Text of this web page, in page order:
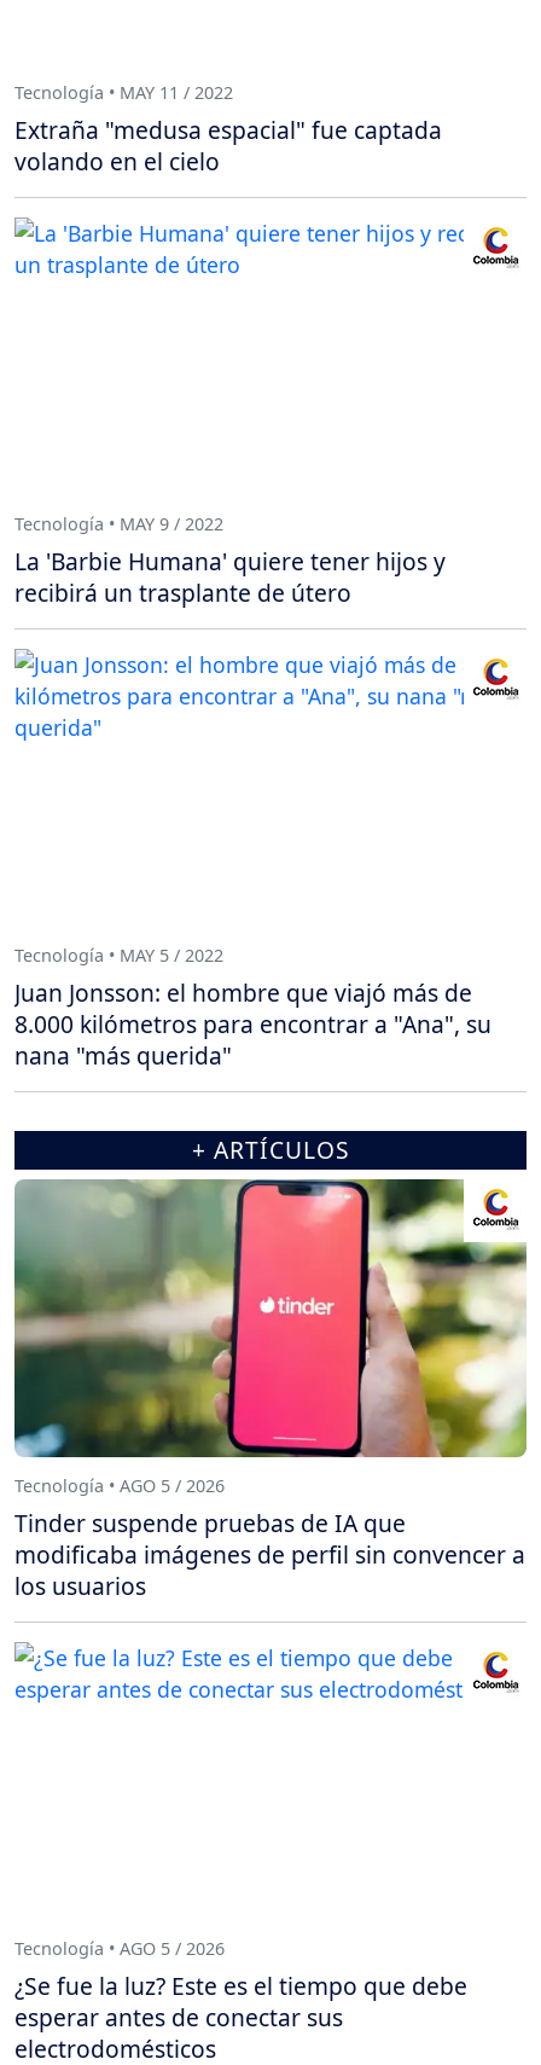
Tecnología • MAY 11 / 2022
Extraña "medusa espacial" fue captada
volando en el cielo
Tecnología • MAY 9 / 2022
La 'Barbie Humana' quiere tener hijos y
recibirá un trasplante de útero
Tecnología • MAY 5 / 2022
Juan Jonsson: el hombre que viajó más de
8.000 kilómetros para encontrar a "Ana", su
nana "más querida"
+ ARTÍCULOS
Tecnología • AGO 5 / 2026
Tinder suspende pruebas de IA que
modificaba imágenes de perfil sin convencer a
los usuarios
Tecnología • AGO 5 / 2026
¿Se fue la luz? Este es el tiempo que debe
esperar antes de conectar sus
electrodomésticos